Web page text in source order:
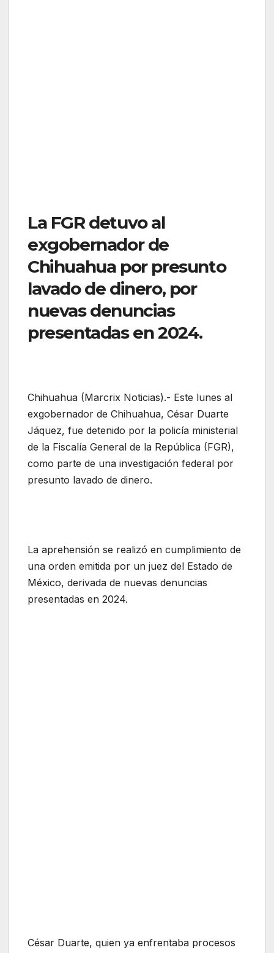
La FGR detuvo al
exgobernador de
Chihuahua por presunto
lavado de dinero, por
nuevas denuncias
presentadas en 2024.
Chihuahua (Marcrix Noticias).- Este lunes al
exgobernador de Chihuahua, César Duarte
Jáquez, fue detenido por la policía ministerial
de la Fiscalía General de la República (FGR),
como parte de una investigación federal por
presunto lavado de dinero.
La aprehensión se realizó en cumplimiento de
una orden emitida por un juez del Estado de
México, derivada de nuevas denuncias
presentadas en 2024.
César Duarte, quien ya enfrentaba procesos